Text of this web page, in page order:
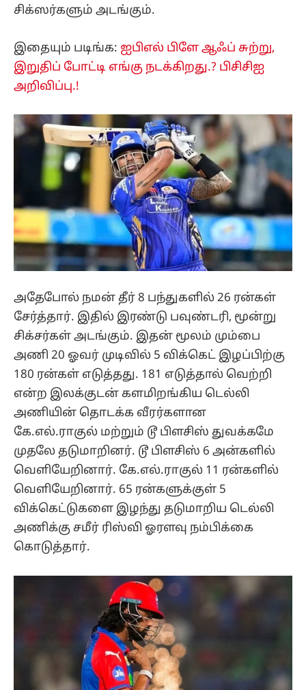
சிக்ஸர்களும் அடங்கும்.
இதையும் படிங்க: ஐபிஎல் பிளே ஆஃப் சுற்று,
இறுதிப் போட்டி எங்கு நடக்கிறது.? பிசிசிஐ
அறிவிப்பு.!
அதேபோல் நமன் தீர் 8 பந்துகளில் 26 ரன்கள்
சேர்த்தார். இதில் இரண்டு பவுண்டரி, மூன்று
சிக்சர்கள் அடங்கும். இதன் மூலம் மும்பை
அணி 20 ஓவர் முடிவில் 5 விக்கெட் இழப்பிற்கு
180 ரன்கள் எடுத்தது. 181 எடுத்தால் வெற்றி
என்ற இலக்குடன் களமிறங்கிய டெல்லி
அணியின் தொடக்க வீரர்களான
கே.எல்.ராகுல் மற்றும் டூ பிளசிஸ் துவக்கமே
முதலே தடுமாறினர். டூ பிளசிஸ் 6 அன்களில்
வெளியேறினார். கே.எல்.ராகுல் 11 ரன்களில்
வெளியேறினார். 65 ரன்களுக்குள் 5
விக்கெட்டுகளை இழந்து தடுமாறிய டெல்லி
அணிக்கு சமீர் ரிஸ்வி ஓரளவு நம்பிக்கை
கொடுத்தார்.